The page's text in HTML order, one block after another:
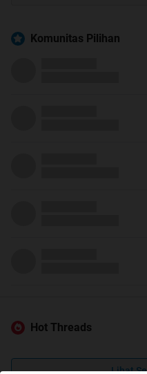
Komunitas Pilihan
Hot Threads
Lihat